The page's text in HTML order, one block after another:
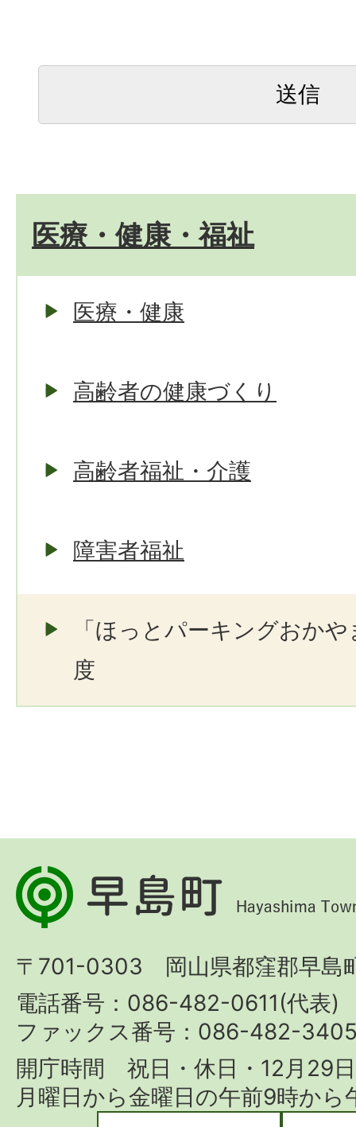
医療・健康・福祉
医療・健康
高齢者の健康づくり
高齢者福祉・介護
障害者福祉
「ほっとパーキングおか
度
早
島
Hayashima
Town
〒701-0303 岡山県都窪郡早島
電話番号：086-482-0611(代表)
ファックス番号：086-482-
開庁時間 祝日・休日・12月29
月曜日から金曜日の午前9時か